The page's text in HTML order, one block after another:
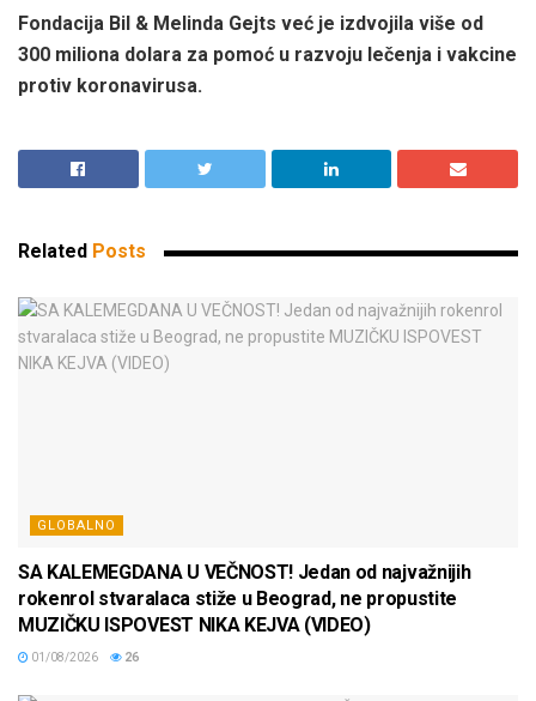
Fondacija Bil & Melinda Gejts već je izdvojila više od
300 miliona dolara za pomoć u razvoju lečenja i vakcine
protiv koronavirusa.
Related Posts
GLOBALNO
SA KALEMEGDANA U VEČNOST! Jedan od najvažnijih
rokenrol stvaralaca stiže u Beograd, ne propustite
MUZIČKU ISPOVEST NIKA KEJVA (VIDEO)
01/08/2026 26